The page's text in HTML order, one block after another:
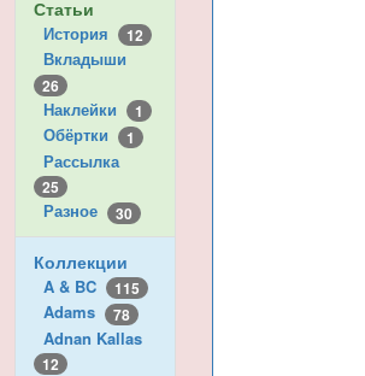
Статьи
История 12
Вкладыши
26
Наклейки 1
Обёртки 1
Рассылка
25
Разное 30
Коллекции
A & BC 115
Adams 78
Adnan Kallas
12